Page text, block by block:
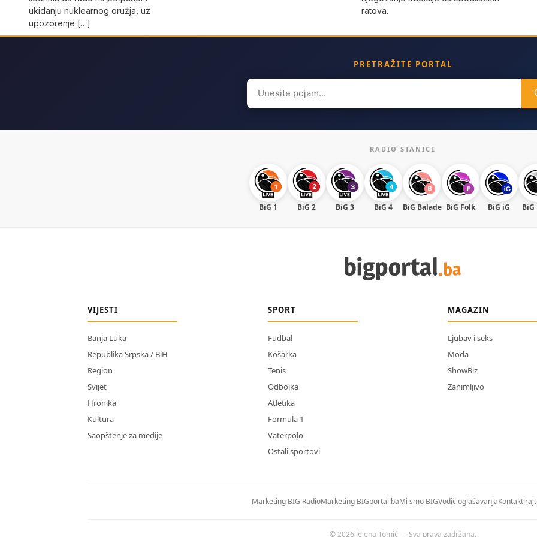
ukidanju nuklearnog oružja, uz
upozorenje […]
ratova.
PRETRAŽITE PORTAL
Search
for:
RADIO STANICE
BiG 1 BiG 2 BiG 3 BiG 4 BiG Balade BiG Folk BiG iG BiG
VIJESTI
Banja Luka
Republika Srpska / BiH
Region
Svijet
Hronika
Kultura
Saopštenje za medije
SPORT
Fudbal
Košarka
Tenis
Odbojka
Atletika
Formula 1
Vaterpolo
Ostali sportovi
MAGAZIN
Ljubav i seks
Moda
ShowBiz
Zanimljivo
Marketing BIG RadioMarketing BIGportal.baMi smo BIGVodič oglašavanja
© 2026 Jelena Tomić — Sva prava zadržana.